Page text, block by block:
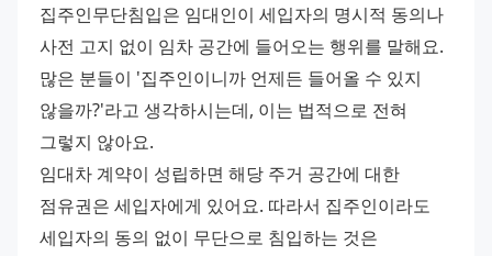
집주인무단침입은 임대인이 세입자의 명시적 동의나
사전 고지 없이 임차 공간에 들어오는 행위를 말해요.
많은 분들이 '집주인이니까 언제든 들어올 수 있지
않을까?'라고 생각하시는데, 이는 법적으로 전혀
그렇지 않아요.
임대차 계약이 성립하면 해당 주거 공간에 대한
점유권은 세입자에게 있어요. 따라서 집주인이라도
세입자의 동의 없이 무단으로 침입하는 것은